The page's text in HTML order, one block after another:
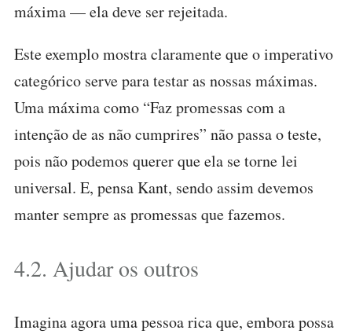
máxima — ela deve ser rejeitada.
Este exemplo mostra claramente que o imperativo
categórico serve para testar as nossas máximas.
Uma máxima como “Faz promessas com a
intenção de as não cumprires” não passa o teste,
pois não podemos querer que ela se torne lei
universal. E, pensa Kant, sendo assim devemos
manter sempre as promessas que fazemos.
4.2. Ajudar os outros
Imagina agora uma pessoa rica que, embora possa